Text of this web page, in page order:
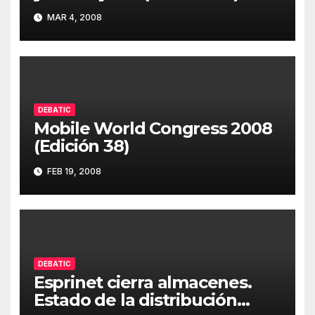
MAR 4, 2008
DEBATIC
Mobile World Congress 2008
(Edición 38)
FEB 19, 2008
DEBATIC
Esprinet cierra almacenes.
Estado de la distribución